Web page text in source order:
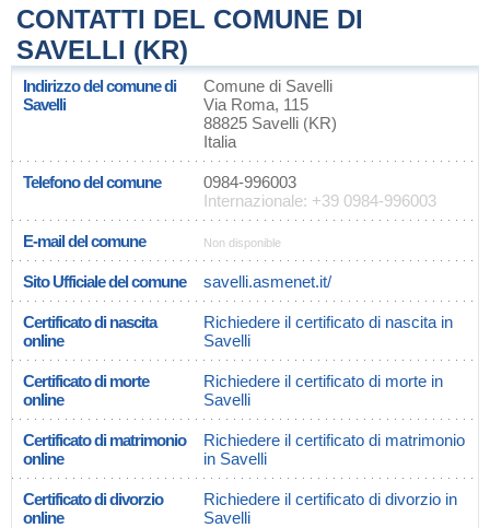
CONTATTI DEL COMUNE DI
SAVELLI (KR)
Indirizzo del comune di
Savelli
Comune di Savelli
Via Roma, 115
88825 Savelli (KR)
Italia
Telefono del comune
0984-996003
Internazionale: +39 0984-996003
E-mail del comune Non disponible
Sito Ufficiale del comune savelli.asmenet.it/
Certificato di nascita
online
Richiedere il certificato di nascita in
Savelli
Certificato di morte
online
Richiedere il certificato di morte in
Savelli
Certificato di matrimonio
online
Richiedere il certificato di matrimonio
in Savelli
Certificato di divorzio
online
Richiedere il certificato di divorzio in
Savelli